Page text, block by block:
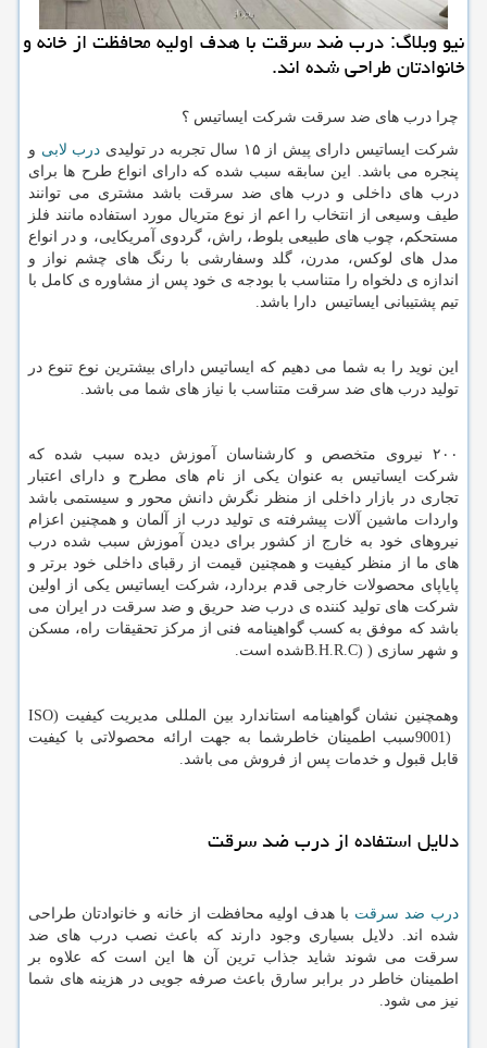
نیو وبلاگ: درب ضد سرقت با هدف اولیه محافظت از خانه و
خانوادتان طراحی شده اند.
چرا درب های ضد سرقت شرکت ایساتیس ؟
شرکت ایساتیس دارای پیش از ۱۵ سال تجربه در تولیدی
درب لابی و
پنجره می باشد. این سابقه سبب شده که دارای انواع طرح ها برای
درب های داخلی و درب های ضد سرقت باشد مشتری می توانند
طیف وسیعی از انتخاب را اعم از نوع متریال مورد استفاده مانند فلز
مستحکم، چوب های طبیعی بلوط، راش، گردوی آمریکایی، و در انواع
مدل های لوکس، مدرن، گلد وسفارشی با رنگ های چشم نواز و
اندازه ی دلخواه را متناسب با بودجه ی خود پس از مشاوره ی کامل با
تیم پشتیبانی ایساتیس دارا باشد.
این نوید را به شما می دهیم که ایساتیس دارای بیشترین نوع تنوع در
تولید درب های ضد سرقت متناسب با نیاز های شما می باشد.
۲۰۰ نیروی متخصص و کارشناسان آموزش دیده سبب شده که
شرکت ایساتیس به عنوان یکی از نام های مطرح و دارای اعتبار
تجاری در بازار داخلی از منظر نگرش دانش محور و سیستمی باشد
واردات ماشین آلات پیشرفته ی تولید درب از آلمان و همچنین اعزام
نیروهای خود به خارج از کشور برای دیدن آموزش سبب شده درب
های ما از منظر کیفیت و همچنین قیمت از رقبای داخلی خود برتر و
پایاپای محصولات خارجی قدم بردارد، شرکت ایساتیس یکی از اولین
شرکت های تولید کننده ی درب ضد حریق و ضد سرقت در ایران می
باشد که موفق به کسب گواهینامه فنی از مرکز تحقیقات راه، مسکن
و شهر سازی ( B.H.R.C)شده است.
وهمچنین نشان گواهینامه استاندارد بین المللی مدیریت کیفیت (ISO
9001)سبب اطمینان خاطرشما به جهت ارائه محصولاتی با کیفیت
قابل قبول و خدمات پس از فروش می باشد.
دلایل استفاده از درب ضد سرقت
درب ضد سرقت با هدف اولیه محافظت از خانه و خانوادتان طراحی
شده اند. دلایل بسیاری وجود دارند که باعث نصب درب های ضد
سرقت می شوند شاید جذاب ترین آن ها این است که علاوه بر
اطمینان خاطر در برابر سارق باعث صرفه جویی در هزینه های شما
نیز می شود.